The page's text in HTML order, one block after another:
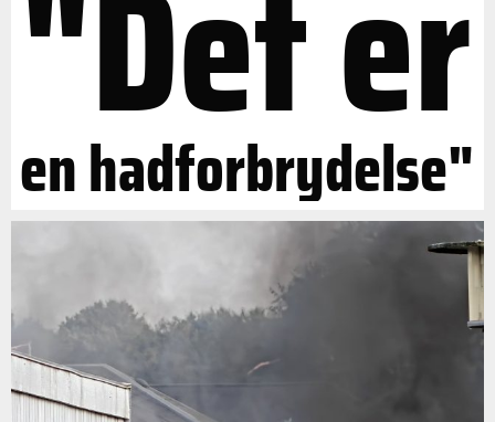
en hadforbrydelse"